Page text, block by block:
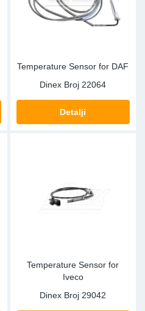
Temperature Sensor for DAF
Dinex Broj 22064
Detalji
Temperature Sensor for
Iveco
Dinex Broj 29042